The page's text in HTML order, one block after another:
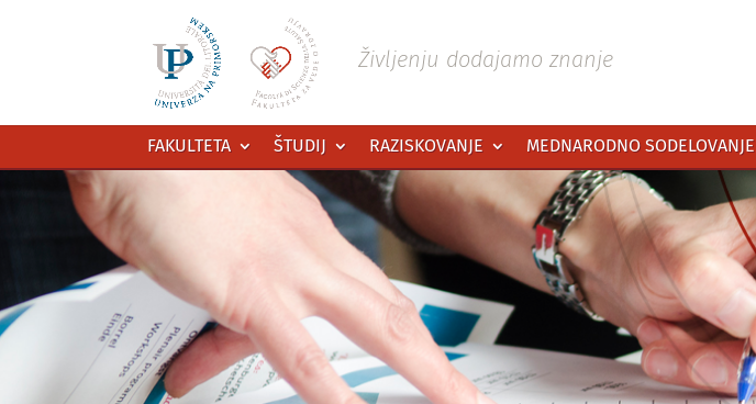
FAKULTETA ŠTUDIJ RAZISKOVANJE MEDNARODNO SODELOVANJE
Življenju dodajamo znanje